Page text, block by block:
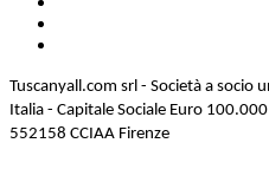
Tuscanyall.com srl - Società a socio
Italia - Capitale Sociale Euro
552158 CCIAA Firenze